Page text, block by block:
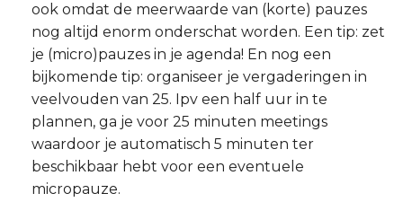
ook omdat de meerwaarde van (korte) pauzes
nog altijd enorm onderschat worden. Een tip: zet
je (micro)pauzes in je agenda! En nog een
bijkomende tip: organiseer je vergaderingen in
veelvouden van 25. Ipv een half uur in te
plannen, ga je voor 25 minuten meetings
waardoor je automatisch 5 minuten ter
beschikbaar hebt voor een eventuele
micropauze.